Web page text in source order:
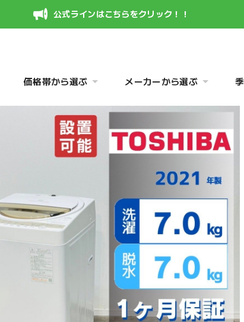
公式ラインはこちらをクリック！！
価格帯から選ぶ メーカーから選ぶ